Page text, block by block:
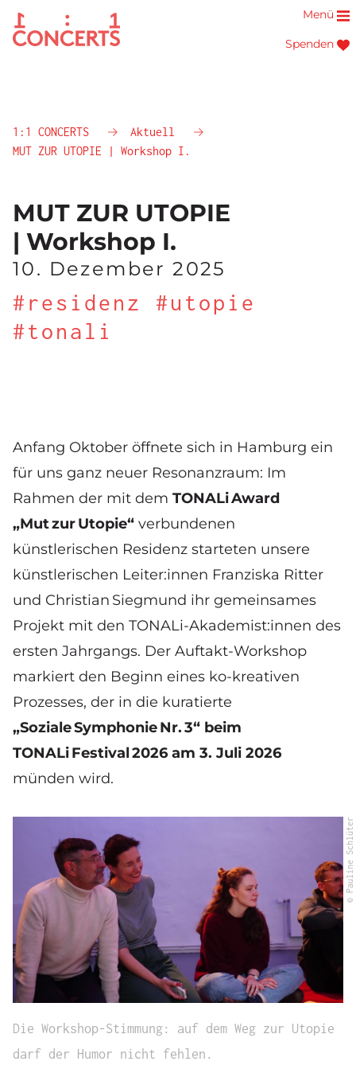
Spenden
Menü
1:1 CONCERTS
Aktuell
MUT ZUR UTOPIE | Workshop I.
MUT ZUR UTOPIE
| Workshop I.
10. Dezember 2025
#residenz #utopie
#tonali
Anfang Oktober öffnete sich in Hamburg ein
für uns ganz neuer Resonanzraum: Im
Rahmen der mit dem TONALi Award
„Mut zur Utopie“ verbundenen
künstlerischen Residenz starteten unsere
künstlerischen Leiter:innen Franziska Ritter
und Christian Siegmund ihr gemeinsames
Projekt mit den TONALi‑Akademist:innen des
ersten Jahrgangs. Der Auftakt-Workshop
markiert den Beginn eines ko-kreativen
Prozesses, der in die kuratierte
„Soziale Symphonie Nr. 3“ beim
TONALi Festival 2026 am 3. Juli 2026
münden wird.
Die Workshop-Stimmung: auf dem Weg zur Utopie
darf der Humor nicht fehlen.
© Pauline Schlüter